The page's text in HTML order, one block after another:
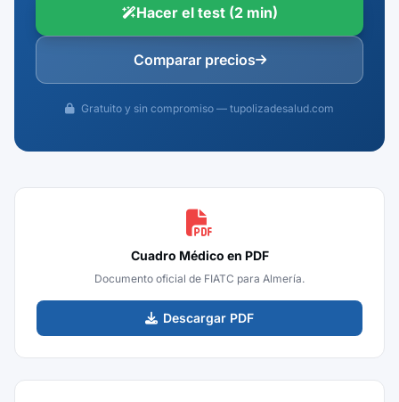
Hacer el test (2 min)
Comparar precios
Gratuito y sin compromiso — tupolizadesalud.com
Cuadro Médico en PDF
Documento oficial de FIATC para Almería.
Descargar PDF